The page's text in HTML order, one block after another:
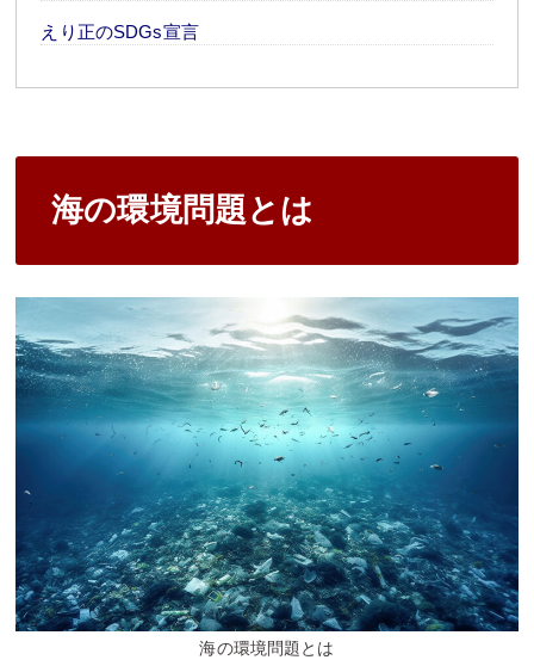
えり正のSDGs宣言
海の環境問題とは
海の環境問題とは